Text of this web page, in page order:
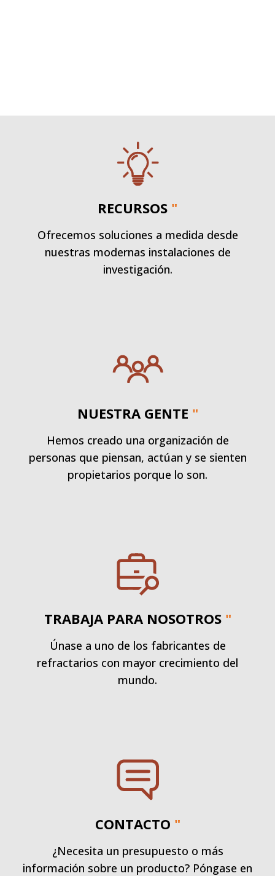
RECURSOS "
Ofrecemos soluciones a medida desde
nuestras modernas instalaciones de
investigación.
NUESTRA GENTE "
Hemos creado una organización de
personas que piensan, actúan y se sienten
propietarios porque lo son.
TRABAJA PARA NOSOTROS "
Únase a uno de los fabricantes de
refractarios con mayor crecimiento del
mundo.
CONTACTO "
¿Necesita un presupuesto o más
información sobre un producto? Póngase en